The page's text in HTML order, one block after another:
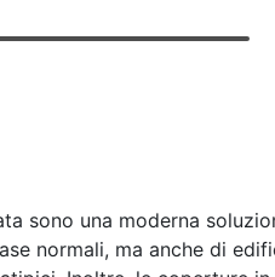
sono una moderna
normali, ma anche di